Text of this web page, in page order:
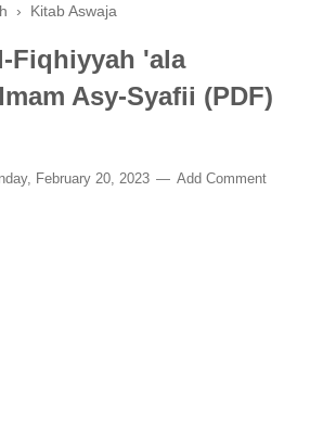
› Kitab Aswaja
Fiqhiyyah 'ala
Asy-Syafii (PDF)
February 20, 2023 Add Comment